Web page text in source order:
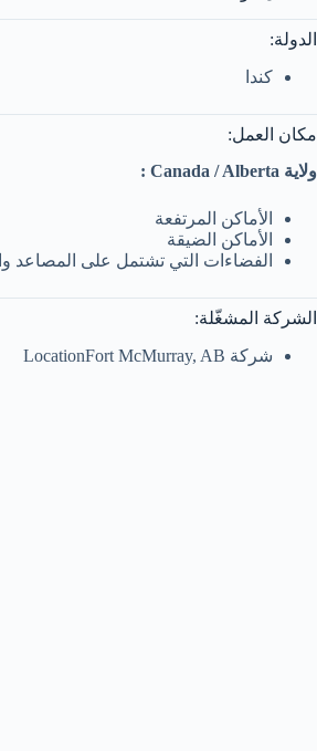
الدولة:
كندا
مكان العمل:
ولاية Canada / Alberta :
الأماكن المرتفعة
الأماكن الضيقة
الفضاءات التي تشتمل على المصاعد
الشركة المشغّلة:
شركة LocationFort McMurray, AB